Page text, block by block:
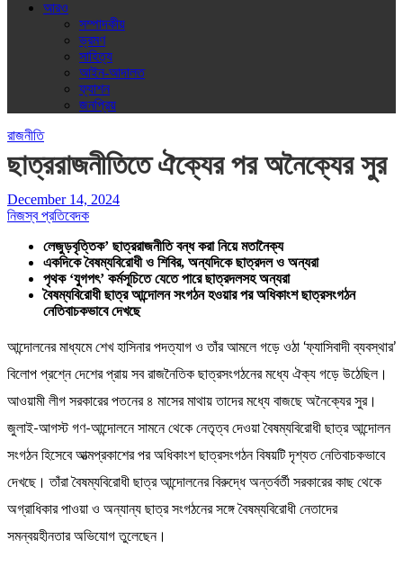
আরও
সম্পাদকীয়
ভ্রমণ
সাহিত্য
আইন-আদালত
ফ্যাশন
জনপ্রিয়
রাজনীতি
ছাত্ররাজনীতিতে ঐক্যের পর অনৈক্যের সুর
December 14, 2024
নিজস্ব প্রতিবেদক
লেজুড়বৃত্তিক’ ছাত্ররাজনীতি বন্ধ করা নিয়ে মতানৈক্য
একদিকে বৈষম্যবিরোধী ও শিবির, অন্যদিকে ছাত্রদল ও অন্যরা
পৃথক ‘যুগপৎ’ কর্মসূচিতে যেতে পারে ছাত্রদলসহ অন্যরা
বৈষম্যবিরোধী ছাত্র আন্দোলন সংগঠন হওয়ার পর অধিকাংশ ছাত্রসংগঠন
নেতিবাচকভাবে দেখছে
আন্দোলনের মাধ্যমে শেখ হাসিনার পদত্যাগ ও তাঁর আমলে গড়ে ওঠা ‘ফ্যাসিবাদী ব্যবস্থার’
বিলোপ প্রশ্নে দেশের প্রায় সব রাজনৈতিক ছাত্রসংগঠনের মধ্যে ঐক্য গড়ে উঠেছিল।
আওয়ামী লীগ সরকারের পতনের ৪ মাসের মাথায় তাদের মধ্যে বাজছে অনৈক্যের সুর।
জুলাই-আগস্ট গণ-আন্দোলনে সামনে থেকে নেতৃত্ব দেওয়া বৈষম্যবিরোধী ছাত্র আন্দোলন
সংগঠন হিসেবে আত্মপ্রকাশের পর অধিকাংশ ছাত্রসংগঠন বিষয়টি দৃশ্যত নেতিবাচকভাবে
দেখছে। তাঁরা বৈষম্যবিরোধী ছাত্র আন্দোলনের বিরুদ্ধে অন্তর্বর্তী সরকারের কাছ থেকে
অগ্রাধিকার পাওয়া ও অন্যান্য ছাত্র সংগঠনের সঙ্গে বৈষম্যবিরোধী নেতাদের
সমন্বয়হীনতার অভিযোগ তুলেছেন।